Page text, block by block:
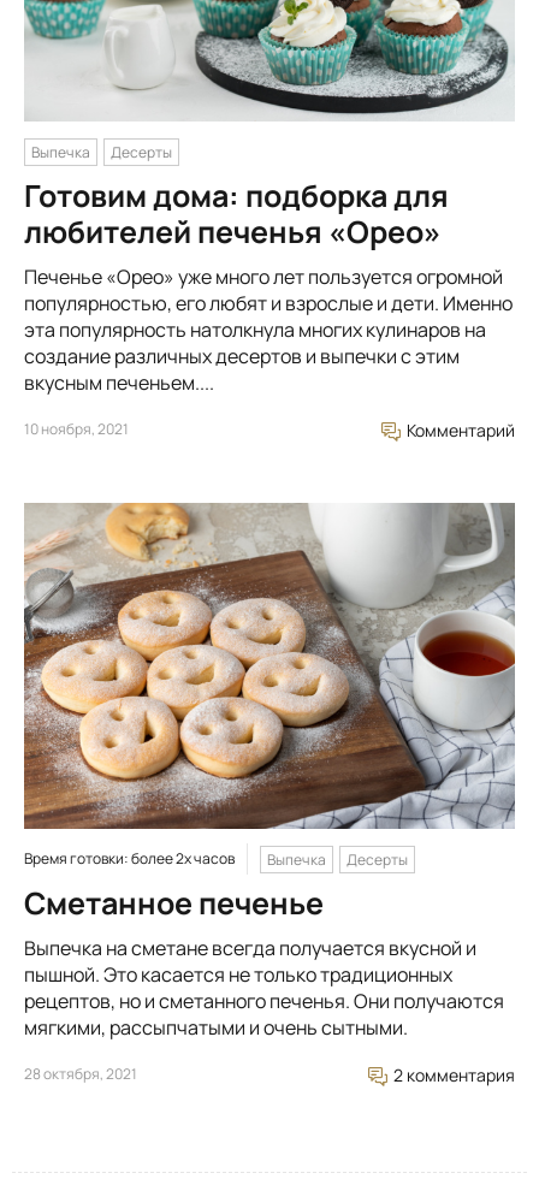
Выпечка Десерты
Готовим дома: подборка для
любителей печенья «Орео»
Печенье «Орео» уже много лет пользуется огромной
популярностью, его любят и взрослые и дети. Именно
эта популярность натолкнула многих кулинаров на
создание различных десертов и выпечки с этим
вкусным печеньем....
10 ноября, 2021 Комментарий
Время готовки: более 2х часов Выпечка Десерты
Сметанное печенье
Выпечка на сметане всегда получается вкусной и
пышной. Это касается не только традиционных
рецептов, но и сметанного печенья. Они получаются
мягкими, рассыпчатыми и очень сытными.
28 октября, 2021 2 комментария